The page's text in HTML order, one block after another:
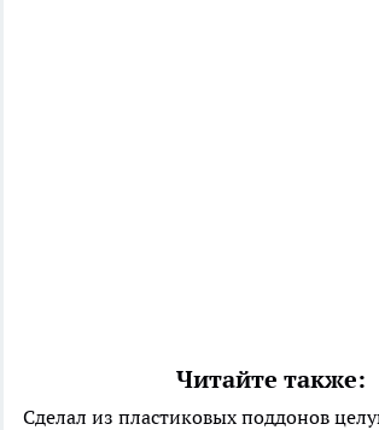
Читайте также:
Сделал из пластиковых поддонов